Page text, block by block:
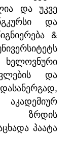
და უკვე
და
&
და
ზრდის
პაატა